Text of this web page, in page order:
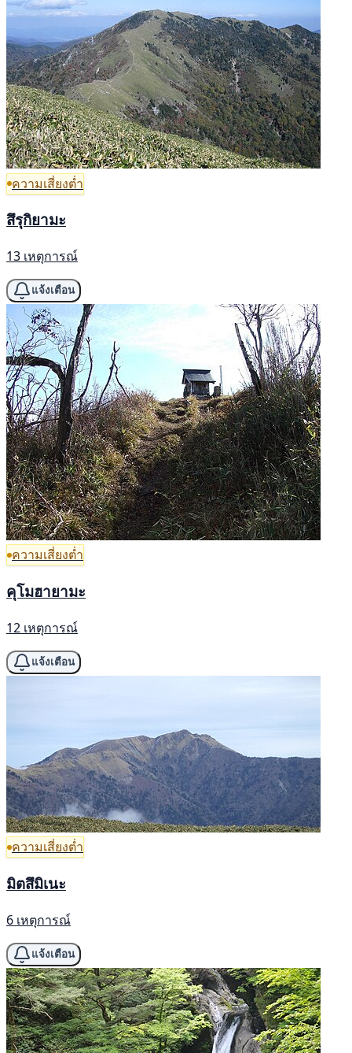
ความเสี่ยงต่ำ
สึรุกิยามะ
13 เหตุการณ์
แจ้งเตือน
ความเสี่ยงต่ำ
คุโมฮายามะ
12 เหตุการณ์
แจ้งเตือน
ความเสี่ยงต่ำ
มิตสึมิเนะ
6 เหตุการณ์
แจ้งเตือน